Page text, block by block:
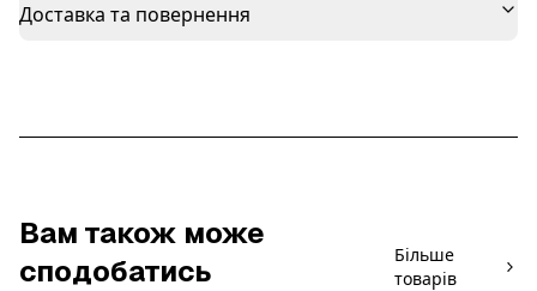
Доставка та повернення
Вам також може
сподобатись
Більше
товарів